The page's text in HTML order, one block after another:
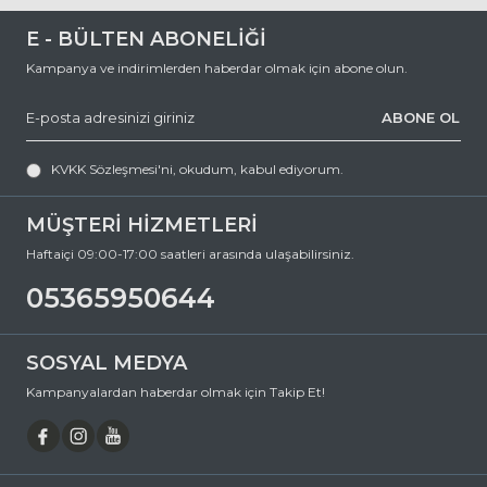
0 (536) 595 06 44
numaralı telefonumuzu arayabilir veya
e-posta adresimize yazabilirsiniz.
aksesuardır. Bu fırsatı kaçırmayın ve hemen sepetinize ekleyin.
Ürün Açıklaması
Çerçeve Şekli Cat Eye
Çerçeve Rengi
Çerçeve Materyali Asetat
Cam Rengi
Degrade Hayır
Polarize
Ayna Hayır
MÜŞTERİ HİZMETLERİ
Haftaiçi 09:00-17:00 saatleri arasında ulaşabilirsiniz.
05365950644
E - BÜLTEN ABONELİĞİ
Kampanya ve indirimlerden haberdar olmak için abone olun.
ABONE OL
KVKK Sözleşmesi'ni , okudum, kabul ediyorum.
SOSYAL MEDYA
Kampanyalardan haberdar olmak için Takip Et!